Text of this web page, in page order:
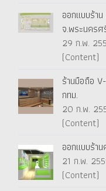
ออกแบบร้า
จ.พระนครศ
29 ก.พ.
(Content)
ร้านมือถือ
กทม.
20 ก.พ.
(Content)
ออกแบบร้า
21 ก.พ.
(Content)